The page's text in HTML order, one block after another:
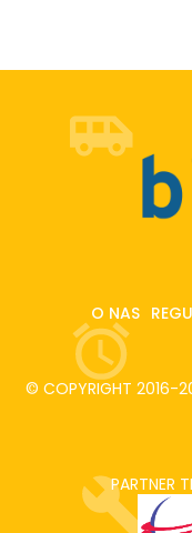
O NAS
© COPYRIGHT 2016-
PARTNER